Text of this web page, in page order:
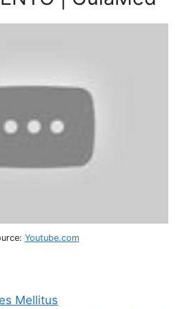
Youtube.com
Mellitus